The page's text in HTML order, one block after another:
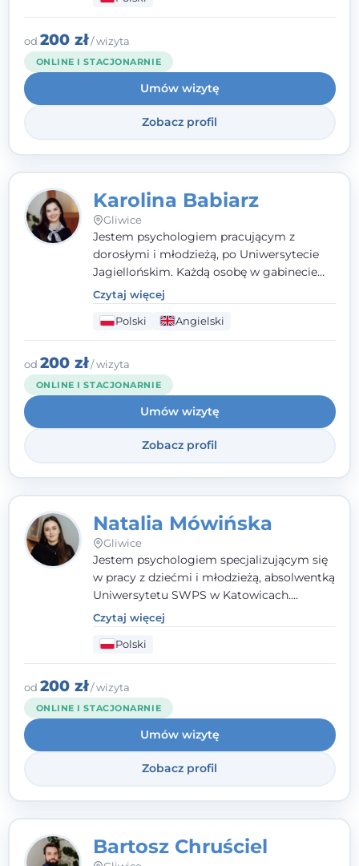
stresie czy obniżonym nastroju. Każde
spotkanie traktuję z szacunkiem,
uważnością i w atmosferze zaufania.
od 200 zł/ wizyta
ONLINE I STACJONARNIE
Umów wizytę
Zobacz profil
Karolina Babiarz
Gliwice
Jestem psychologiem pracującym z
dorosłymi i młodzieżą, po Uniwersytecie
Jagiellońskim. Każdą osobę w gabinecie
traktuję jak osobną historię, którą poznaję,
budując relację opartą na zaufaniu i
empatii. Przyjmuję w Poradni Teraply.pl w
Gliwicach oraz online, po polsku i po
angielsku.
Czytaj więcej
Polski Angielski
od 200 zł/ wizyta
ONLINE I STACJONARNIE
Umów wizytę
Zobacz profil
Natalia Mówińska
Gliwice
Jestem psychologiem specjalizującym się
w pracy z dziećmi i młodzieżą, absolwentką
Uniwersytetu SWPS w Katowicach.
Prowadzę konsultacje oraz terapię
nastawioną na potrzeby dziecka i jego
rodziny. Najważniejsze jest dla mnie
stworzenie bezpiecznego miejsca, w
którym dziecko czuje się zauważone i
zrozumiane.
Czytaj więcej
Polski
od 200 zł/ wizyta
ONLINE I STACJONARNIE
Umów wizytę
Zobacz profil
Bartosz Chruściel